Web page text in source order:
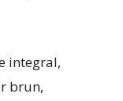
integral,
brun,